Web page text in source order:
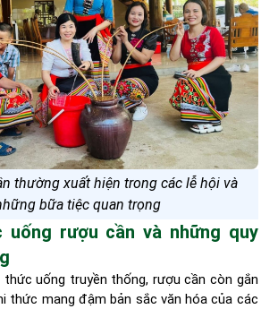
thường xuất hiện trong các lễ hội và
bữa tiệc quan trọng
uống rượu cần và những quy
uống truyền thống, rượu cần còn gắn
thức mang đậm bản sắc văn hóa của các